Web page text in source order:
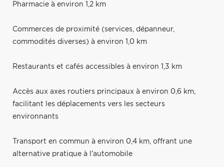
Pharmacie à environ 1,2 km
Commerces de proximité (services, dépanneur,
commodités diverses) à environ 1,0 km
Restaurants et cafés accessibles à environ 1,3 km
Accès aux axes routiers principaux à environ 0,6 km,
facilitant les déplacements vers les secteurs
environnants
Transport en commun à environ 0,4 km, offrant une
alternative pratique à l'automobile